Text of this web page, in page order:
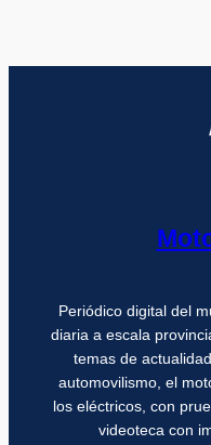
Periódico digital del
diaria a escala
temas de
automovilismo, el
los eléctricos, con
videoteca con